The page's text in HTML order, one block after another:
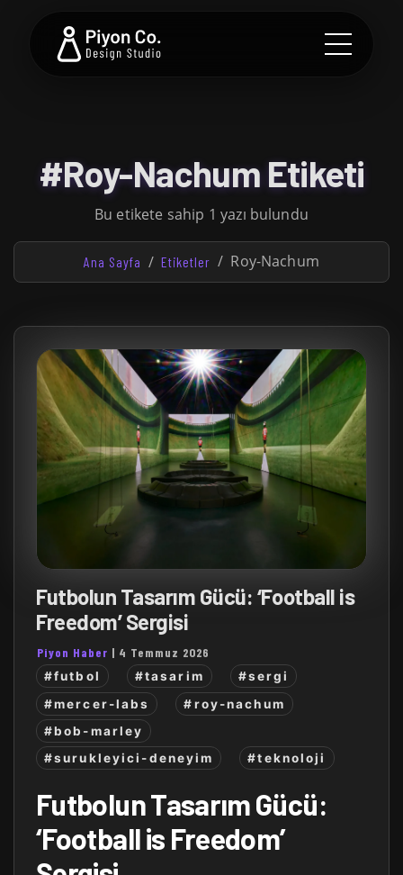
#Roy-Nachum Etiketi
Bu etikete sahip 1 yazı bulundu
Ana Sayfa Etiketler Roy-Nachum
Futbolun Tasarım Gücü: ‘Football is
Freedom’ Sergisi
Piyon Haber | 4 Temmuz 2026
#futbol #tasarim
#sergi
#mercer-labs
#roy-nachum
#bob-marley
#surukleyici-deneyim
#teknoloji
Futbolun Tasarım Gücü:
‘Football is Freedom’